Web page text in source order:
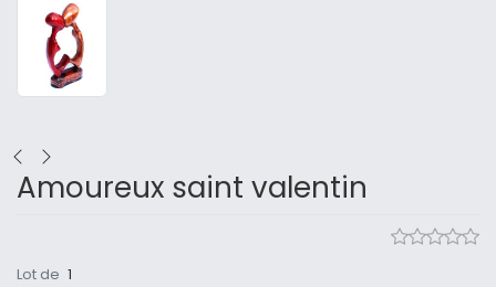
Amoureux saint valentin
Lot de 1